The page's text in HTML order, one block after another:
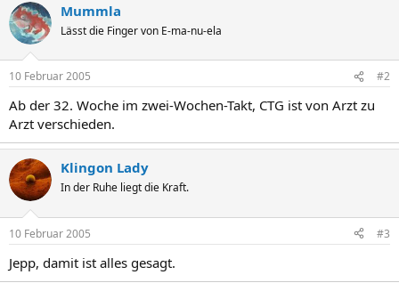
Mummla
Lässt die Finger von E-ma-nu-ela
10 Februar 2005 #2
Ab der 32. Woche im zwei-Wochen-Takt, CTG ist von Arzt zu
Arzt verschieden.
Klingon Lady
In der Ruhe liegt die Kraft.
10 Februar 2005 #3
Jepp, damit ist alles gesagt.